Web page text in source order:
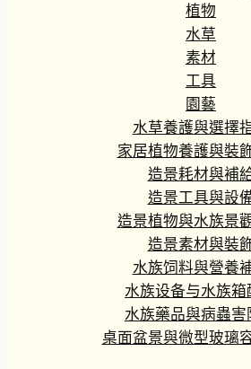
植物
水草
素材
工具
園藝
水草養護與選擇
家居植物養護與裝
造景耗材與補
造景工具與設
造景植物與水族景
造景素材與裝
水族饲料與營養
水族设备与水族箱
水族藥品與病蟲害
桌面盆景與微型玻璃